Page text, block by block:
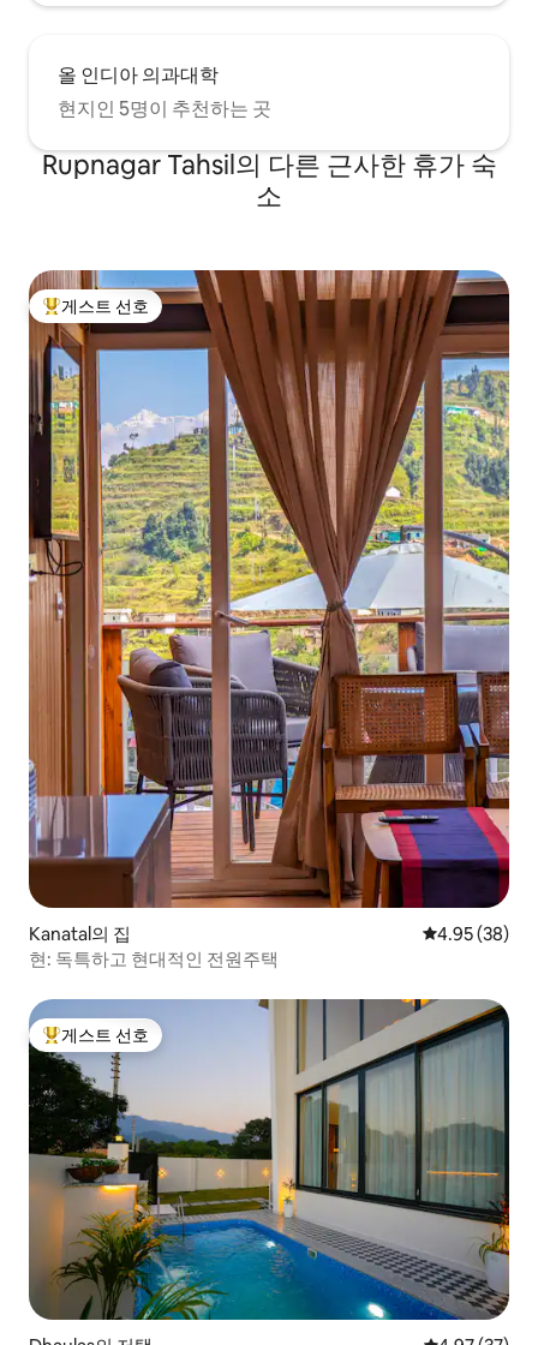
올 인디아 의과대학
현지인 5명이 추천하는 곳
Rupnagar Tahsil의 다른 근사한 휴가 숙
소
상위 게스트 선호
게스트 선호
Kanatal의 집 평점 4.95점(5
4.95 (38)
현: 독특하고 현대적인 전원주택
상위 게스트 선호
게스트 선호